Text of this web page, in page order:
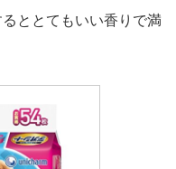
ととてもいい香りで満